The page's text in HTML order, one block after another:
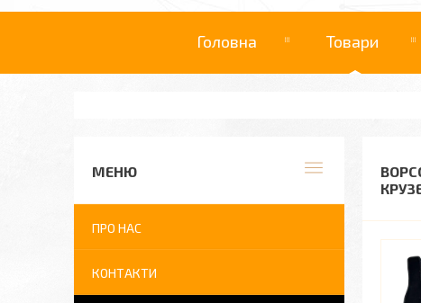
Головна Товари
ПРО НАС
КОНТАКТИ